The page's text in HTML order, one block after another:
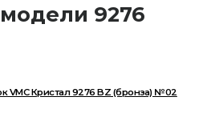
9276
VMC Кристал 9276 BZ (бронза) №02